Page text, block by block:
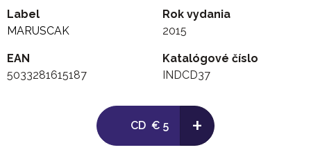
Label
MARUSCAK
Rok vydania
2015
EAN
5033281615187
Katalógové číslo
INDCD37
CD € 5 +